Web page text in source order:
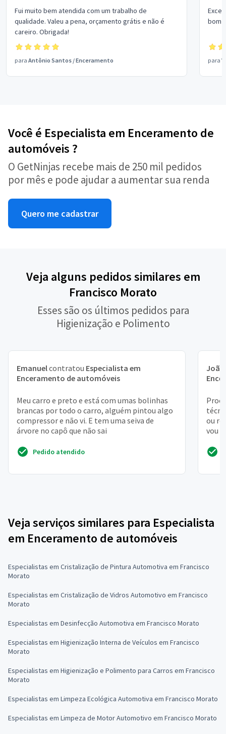
Fui muito bem atendida com um trabalho de
qualidade. Valeu a pena, orçamento grátis e não é
careiro. Obrigada!
para Antônio Santos /Enceramento
bom
para
Você é Especialista em Enceramento de
automóveis ?
O GetNinjas recebe mais de 250 mil pedidos
por mês e pode ajudar a aumentar sua renda
Quero me cadastrar
Veja alguns pedidos similares em
Francisco Morato
Esses são os últimos pedidos para
Higienização e Polimento
Emanuelcontratou Especialista em
Enceramento de automóveis
Meu carro e preto e está com umas bolinhas
brancas por todo o carro, alguém pintou algo
compressor e não vi. E tem uma seiva de
árvore no capô que não sai
Pedido atendido
ou
vou
Veja serviços similares para Especialista
em Enceramento de automóveis
Especialistas em Cristalização de Pintura Automotiva em Francisco
Morato
Especialistas em Cristalização de Vidros Automotivo em Francisco
Morato
Especialistas em Desinfecção Automotiva em Francisco Morato
Especialistas em Higienização Interna de Veículos em Francisco
Morato
Especialistas em Higienização e Polimento para Carros em Francisco
Morato
Especialistas em Limpeza Ecológica Automotiva em Francisco Morato
Especialistas em Limpeza de Motor Automotivo em Francisco Morato